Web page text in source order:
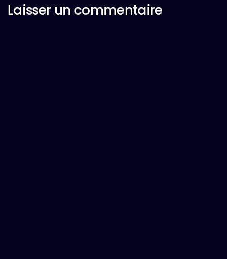
Laisser un commentaire